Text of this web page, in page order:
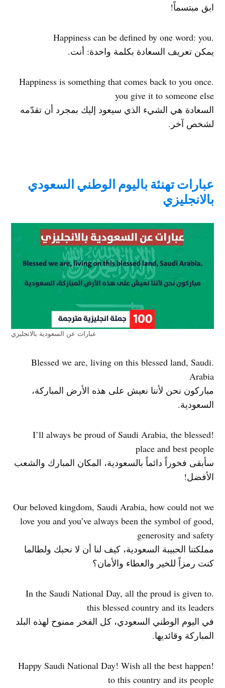
ابق مبتسماً!
.Happiness can be defined by one word: you
يمكن تعريف السعادة بكلمة واحدة: أنت.
.Happiness is something that comes back to you once
you give it to someone else
السعادة هي الشيء الذي سيعود إليك بمجرد أن تقدّمه
لشخص آخر.
عبارات تهنئة باليوم الوطني السعودي
بالانجليزي
عبارات عن السعودية بالانجليزي
.Blessed we are, living on this blessed land, Saudi
Arabia
مباركون نحن لأننا نعيش على هذه الأرض المباركة،
السعودية.
!I’ll always be proud of Saudi Arabia, the blessed
place and best people
سأبقى فخوراً دائماً بالسعودية، المكان المبارك والشعب
الأفضل!
Our beloved kingdom, Saudi Arabia, how could not we
love you and you’ve always been the symbol of good,
generosity and safety
مملكتنا الحبيبة السعودية، كيف لنا أن لا نحبك ولطالما
كنت رمزاً للخير والعطاء والأمان؟
.In the Saudi National Day, all the proud is given to
this blessed country and its leaders
في اليوم الوطني السعودي، كل الفخر ممنوح لهذه البلد
المباركة وقائديها.
!Happy Saudi National Day! Wish all the best happen
to this country and its people